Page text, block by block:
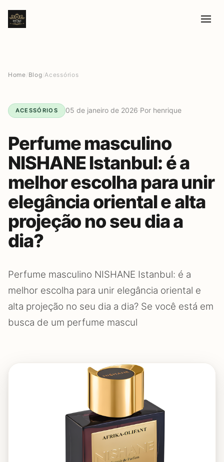
Home Blog /Acessórios
ACESSÓRIOS 05 de janeiro de 2026·Por henrique
Perfume masculino
NISHANE Istanbul: é a
melhor escolha para unir
elegância oriental e alta
projeção no seu dia a
dia?
Perfume masculino NISHANE Istanbul: é a
melhor escolha para unir elegância oriental e
alta projeção no seu dia a dia? Se você está em
busca de um perfume mascul